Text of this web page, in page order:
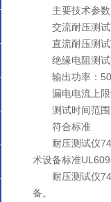
主要技术参数
交流耐压测试
直流耐压测试
绝缘电阻测试
输出功率：
漏电电流上限
测试时间范围
符合标准
耐压测试仪
术设备标准
耐压测试仪
备。